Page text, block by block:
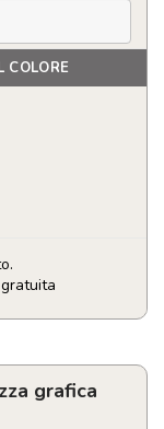
COLORE
grafica